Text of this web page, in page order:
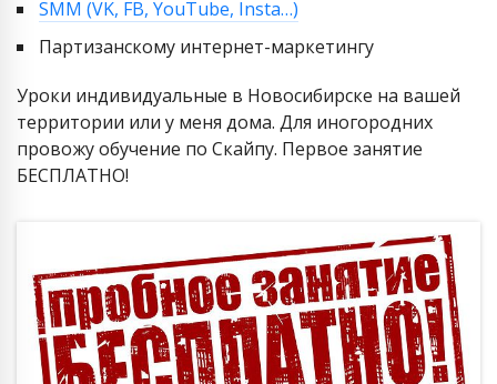
SMM (VK, FB, YouTube, Insta…)
Партизанскому интернет-маркетингу
Уроки индивидуальные в Новосибирске на вашей
территории или у меня дома. Для иногородних
провожу обучение по Скайпу. Первое занятие
БЕСПЛАТНО!